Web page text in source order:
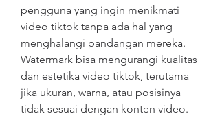
pengguna yang ingin menikmati
video tiktok tanpa ada hal yang
menghalangi pandangan mereka.
Watermark bisa mengurangi kualitas
dan estetika video tiktok, terutama
jika ukuran, warna, atau posisinya
tidak sesuai dengan konten video.